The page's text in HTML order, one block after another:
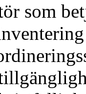
som